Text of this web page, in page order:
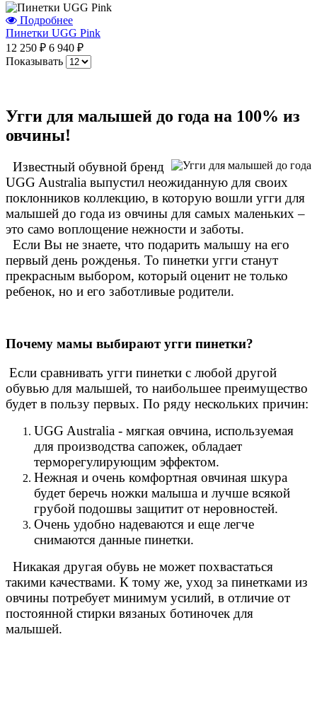
Подробнее
Пинетки UGG Pink
12 250 ₽ 6 940 ₽
Показывать
Угги для малышей до года на 100% из
овчины!
Известный обувной бренд
UGG Australia выпустил неожиданную для своих
поклонников коллекцию, в которую вошли угги для
малышей до года из овчины для самых маленьких –
это само воплощение нежности и заботы.
Если Вы не знаете, что подарить малышу на его
первый день рожденья. То пинетки угги станут
прекрасным выбором, который оценит не только
ребенок, но и его заботливые родители.
Почему мамы выбирают угги пинетки?
Если сравнивать угги пинетки с любой другой
обувью для малышей, то наибольшее преимущество
будет в пользу первых. По ряду нескольких причин:
UGG Australia - мягкая овчина, используемая
для производства сапожек, обладает
терморегулирующим эффектом.
Нежная и очень комфортная овчиная шкура
будет беречь ножки малыша и лучше всякой
грубой подошвы защитит от неровностей.
Очень удобно надеваются и еще легче
снимаются данные пинетки.
Никакая другая обувь не может похвастаться
такими качествами. К тому же, уход за пинетками из
овчины потребует минимум усилий, в отличие от
постоянной стирки вязаных ботиночек для
малышей.